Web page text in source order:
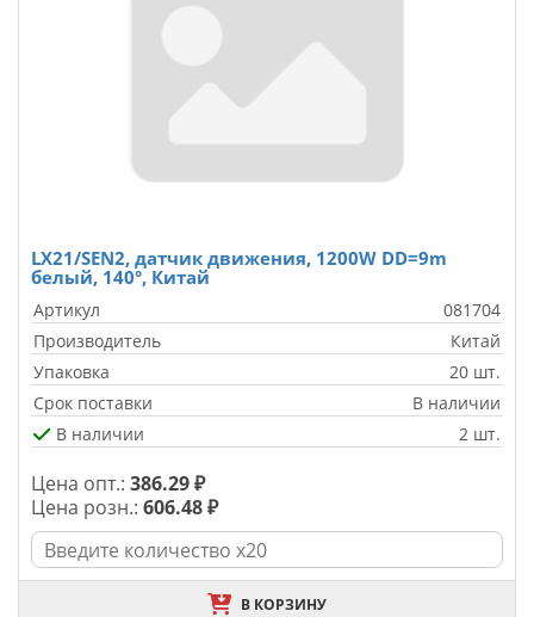
LX21/SEN2, датчик движения, 1200W DD=9m
белый, 140°, Китай
Артикул
081704
Производитель
Китай
Упаковка
20 шт.
Срок поставки
В наличии
В наличии
2 шт.
Цена опт.: 386.29 ₽
Цена розн.: 606.48 ₽
В КОРЗИНУ